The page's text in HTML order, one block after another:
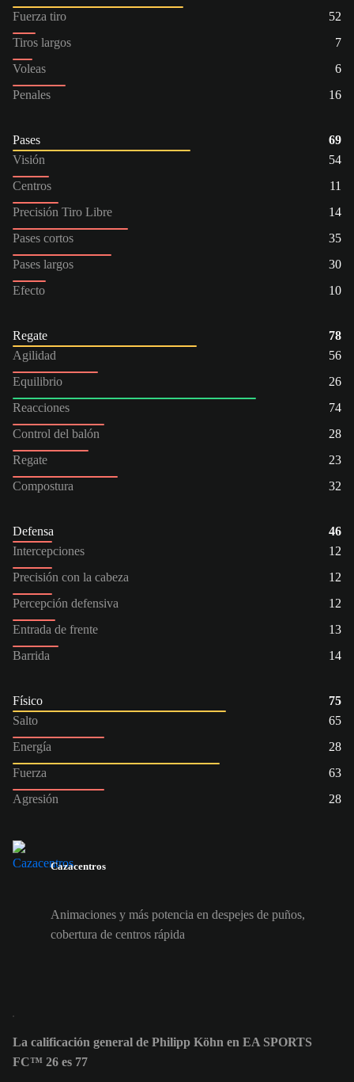
Fuerza tiro
52
Tiros largos
7
Voleas
6
Penales
16
Pases
69
Visión
54
Centros
11
Precisión Tiro Libre
14
Pases cortos
35
Pases largos
30
Efecto
10
Regate
78
Agilidad
56
Equilibrio
26
Reacciones
74
Control del balón
28
Regate
23
Compostura
32
Defensa
46
Intercepciones
12
Precisión con la cabeza
12
Percepción defensiva
12
Entrada de frente
13
Barrida
14
Físico
75
Salto
65
Energía
28
Fuerza
63
Agresión
28
Cazacentros
Animaciones y más potencia en despejes de puños,
cobertura de centros rápida
La calificación general de Philipp Köhn en EA SPORTS
FC™ 26 es 77